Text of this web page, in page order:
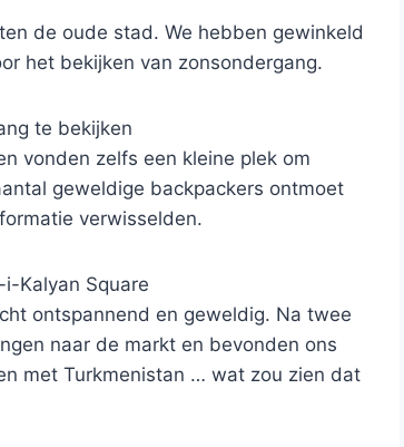
de oude stad. We hebben gewinkeld
het bekijken van zonsondergang.
te bekijken
vonden zelfs een kleine plek om
geweldige backpackers ontmoet
verwisselden.
Kalyan Square
ontspannend en geweldig. Na twee
naar de markt en bevonden ons
met Turkmenistan … wat zou zien dat